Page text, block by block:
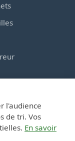
— Site
l'audience
de tri. Vos
En savoir